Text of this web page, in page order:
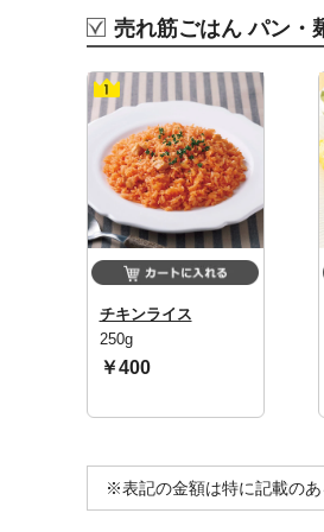
売れ筋ごはん パン・
チキンライス
250g
￥400
※表記の金額は特に記載の